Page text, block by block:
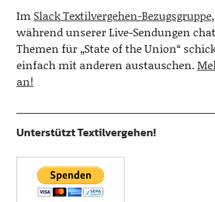
Im Slack Textilvergehen-Bezugsgruppe
während unserer Live-Sendungen
Themen für „State of the Union“
einfach mit anderen austauschen.
an!
Unterstützt Textilvergehen!